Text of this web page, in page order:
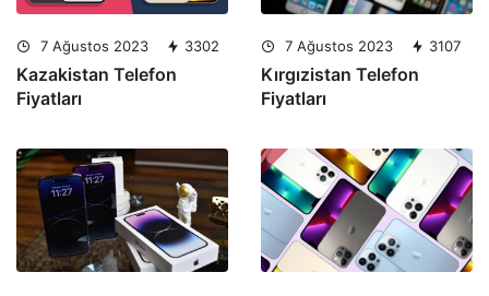
7 Ağustos 2023 3302
Kazakistan Telefon
Fiyatları
7 Ağustos 2023 3107
Kırgızistan Telefon
Fiyatları